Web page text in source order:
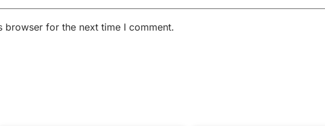
browser for the next time I comment.